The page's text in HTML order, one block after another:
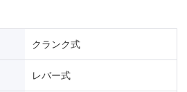
クランク式
レバー式